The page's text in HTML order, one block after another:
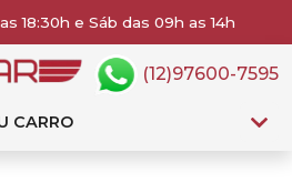
18:30h e Sáb das 09h as 14h
CARRO
(12)97600-7595